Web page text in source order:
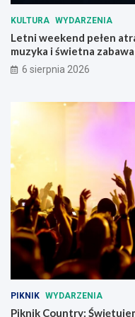
z
k
a
l
u
p
a
ł
KULTURA WYDARZENIA
Letni weekend pełen
muzyka i świetna
6 sierpnia 2026
PIKNIK WYDARZENIA
Piknik Country: